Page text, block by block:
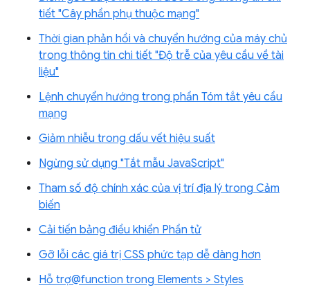
tiết "Cây phần phụ thuộc mạng"
Thời gian phản hồi và chuyển hướng của máy chủ
trong thông tin chi tiết "Độ trễ của yêu cầu về tài
liệu"
Lệnh chuyển hướng trong phần Tóm tắt yêu cầu
mạng
Giảm nhiễu trong dấu vết hiệu suất
Ngừng sử dụng "Tắt mẫu JavaScript"
Tham số độ chính xác của vị trí địa lý trong Cảm
biến
Cải tiến bảng điều khiển Phần tử
Gỡ lỗi các giá trị CSS phức tạp dễ dàng hơn
Hỗ trợ@function trong Elements > Styles